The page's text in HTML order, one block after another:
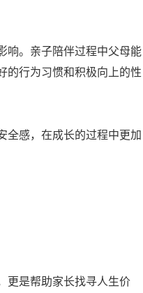
。亲子陪伴过程中父母能
的行为习惯和积极向上的性
感，在成长的过程中更加
是帮助家长找寻人生价